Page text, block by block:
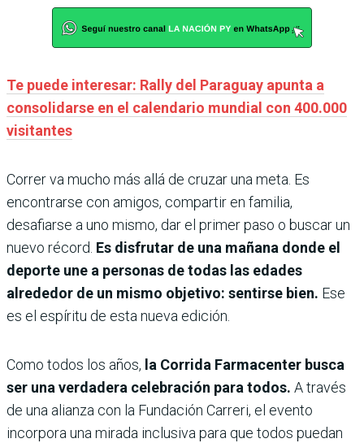
Te puede interesar: Rally del Paraguay apunta a
consolidarse en el calendario mundial con 400.000
visitantes
Correr va mucho más allá de cruzar una meta. Es
encontrarse con amigos, compartir en familia,
desafiarse a uno mismo, dar el primer paso o buscar un
nuevo récord. Es disfrutar de una mañana donde el
deporte une a personas de todas las edades
alrededor de un mismo objetivo: sentirse bien. Ese
es el espíritu de esta nueva edición.
Como todos los años, la Corrida Farmacenter busca
ser una verdadera celebración para todos. A través
de una alianza con la Fundación Carreri, el evento
incorpora una mirada inclusiva para que todos puedan